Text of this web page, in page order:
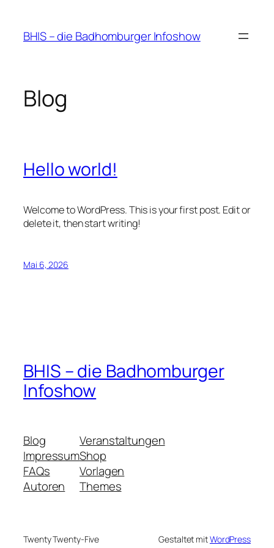
springen
BHIS – die Badhomburger Infoshow
Blog
Hello world!
Welcome to WordPress. This is your first post. Edit or
delete it, then start writing!
Mai 6, 2026
BHIS – die Badhomburger
Infoshow
Blog
Impressum
FAQs
Autoren
Veranstaltungen
Shop
Vorlagen
Themes
Twenty Twenty-Five Gestaltet mitWordPress